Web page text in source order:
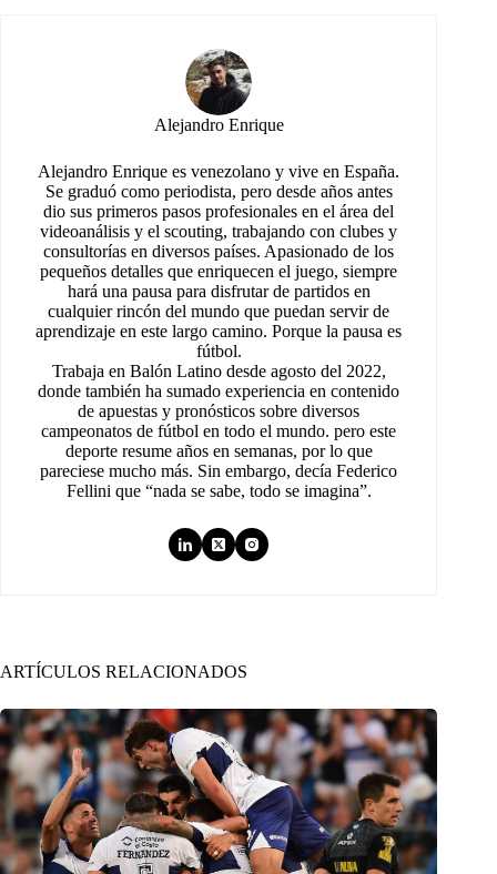
Alejandro Enrique
Alejandro Enrique es venezolano y vive en España.
Se graduó como periodista, pero desde años antes
dio sus primeros pasos profesionales en el área del
videoanálisis y el scouting, trabajando con clubes y
consultorías en diversos países. Apasionado de los
pequeños detalles que enriquecen el juego, siempre
hará una pausa para disfrutar de partidos en
cualquier rincón del mundo que puedan servir de
aprendizaje en este largo camino. Porque la pausa es
fútbol.
Trabaja en Balón Latino desde agosto del 2022,
donde también ha sumado experiencia en contenido
de apuestas y pronósticos sobre diversos
campeonatos de fútbol en todo el mundo. pero este
deporte resume años en semanas, por lo que
pareciese mucho más. Sin embargo, decía Federico
Fellini que “nada se sabe, todo se imagina”.
ARTÍCULOS RELACIONADOS